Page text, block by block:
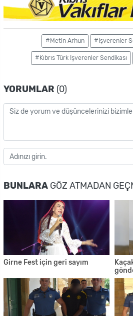
#Metin Arhun #İşverenler
#Kıbrıs Türk İşverenler Sendikası
YORUMLAR (0)
BUNLARA GÖZ ATMADAN
Girne Fest için geri sayım